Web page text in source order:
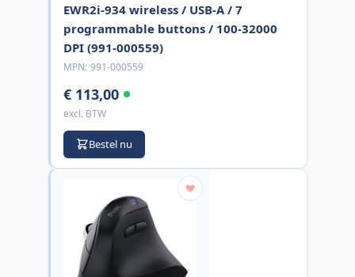
EWR2i-934 wireless / USB-A / 7
programmable buttons / 100-32000
DPI (991-000559)
MPN: 991-000559
€ 113,00
excl. BTW
Bestel nu